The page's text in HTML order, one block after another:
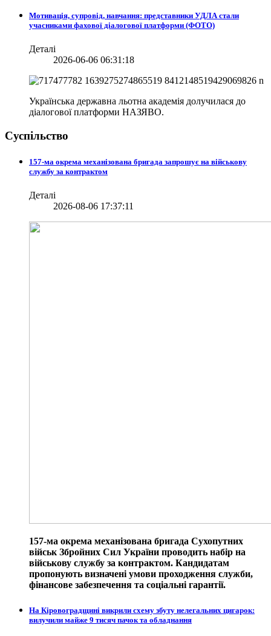
Мотивація, супровід, навчання: представники УДЛА стали
учасниками фахової діалогової платформи (ФОТО)
Деталі
2026-06-06 06:31:18
Українська державна льотна академія долучилася до
діалогової платформи НАЗЯВО.
Суспільство
157-ма окрема механізована бригада запрошує на військову
службу за контрактом
Деталі
2026-08-06 17:37:11
157-ма окрема механізована бригада Сухопутних
військ Збройних Сил України проводить набір на
військову службу за контрактом. Кандидатам
пропонують визначені умови проходження служби,
фінансове забезпечення та соціальні гарантії.
На Кіровоградщині викрили схему збуту нелегальних цигарок:
вилучили майже 9 тисяч пачок та обладнання